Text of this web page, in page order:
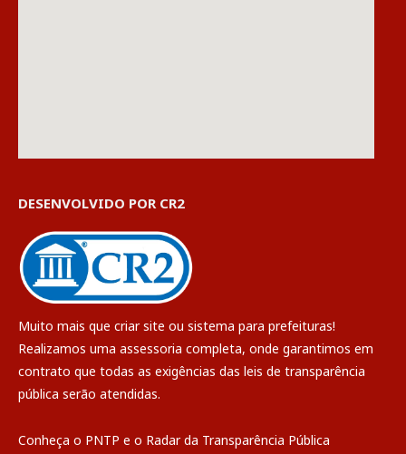
DESENVOLVIDO POR CR2
Muito mais que criar site ou sistema para prefeituras!
Realizamos uma assessoria completa, onde garantimos em
contrato que todas as exigências das leis de transparência
pública serão atendidas.
Conheça o PNTP e o Radar da Transparência Pública